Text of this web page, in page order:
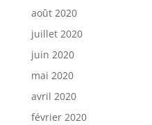
août 2020
juillet 2020
juin 2020
mai 2020
avril 2020
février 2020